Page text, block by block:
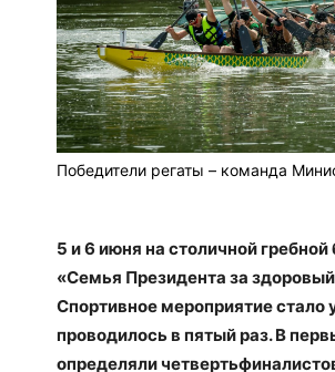
Победители регаты – команда
5 и 6 июня на столичной
«Семья Президента за
Спортивное мероприятие
проводилось в пятый раз. В
определяли